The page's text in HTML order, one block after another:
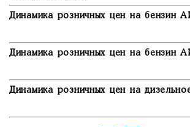
Динамика розничных цен на бензин
Динамика розничных цен на бензин
Динамика розничных цен на